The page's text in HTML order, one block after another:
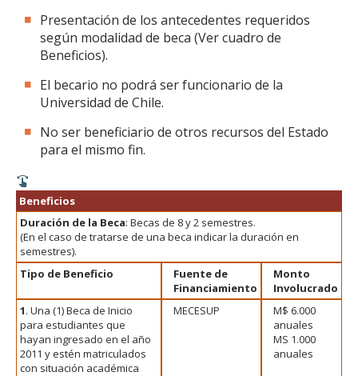
Presentación de los antecedentes requeridos
según modalidad de beca (Ver cuadro de
Beneficios).
El becario no podrá ser funcionario de la
Universidad de Chile.
No ser beneficiario de otros recursos del Estado
para el mismo fin.
Beneficios
Duración de la Beca: Becas de 8 y 2 semestres.
(En el caso de tratarse de una beca indicar la duración en
semestres).
Tipo de Beneficio
Fuente de
Financiamiento
Monto
Involucrado
1. Una (1) Beca de Inicio
para estudiantes que
hayan ingresado en el año
2011 y estén matriculados
con situación académica
MECESUP
M$ 6.000
anuales
MS 1.000
anuales